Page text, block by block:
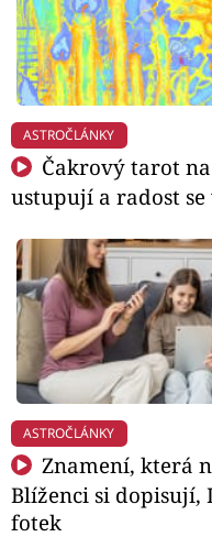
ASTROČLÁNKY
Čakrový tarot
ustupují a radost
ASTROČLÁNKY
Znamení, která
Blíženci si
fotek